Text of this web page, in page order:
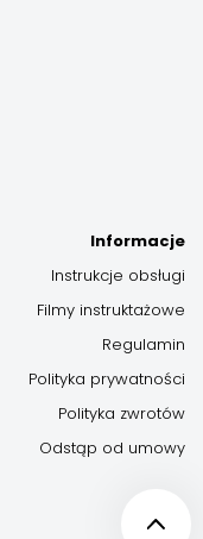
Informacje
Instrukcje obsługi
Filmy instruktażowe
Regulamin
Polityka prywatności
Polityka zwrotów
Odstąp od umowy